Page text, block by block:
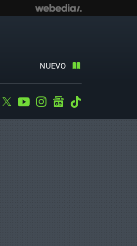
NUEVO
Facebook
TwitterYoutubeInstagramgooglenews